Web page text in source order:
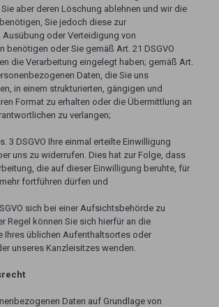
aber deren Löschung ablehnen und wir die
Sie jedoch diese zur
Ausübung oder Verteidigung von
benötigen oder Sie gemäß Art. 21 DSGVO
die Verarbeitung eingelegt haben; gemäß Art.
Daten, die Sie uns
in einem strukturierten, gängigen und
Format zu erhalten oder die Übermittlung an
zu verlangen;
3 DSGVO Ihre einmal erteilte Einwilligung
uns zu widerrufen. Dies hat zur Folge, dass
die auf dieser Einwilligung beruhte, für
fortführen dürfen und
sich bei einer Aufsichtsbehörde zu
Regel können Sie sich hierfür an die
Ihres üblichen Aufenthaltsortes oder
unseres Kanzleisitzes wenden.
Daten auf Grundlage von